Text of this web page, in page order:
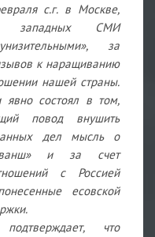
с.г. в Москве,
западных СМИ
за
к наращиванию
нашей страны.
состоял в том,
повод внушить
дел мысль о
и за счет
с Россией
есовской
что